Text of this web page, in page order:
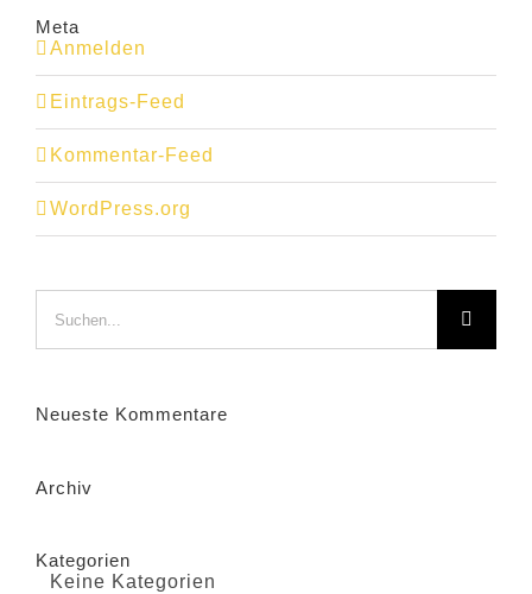
Meta
Anmelden
Eintrags-Feed
Kommentar-Feed
WordPress.org
nach:
Neueste Kommentare
Archiv
Kategorien
Keine Kategorien